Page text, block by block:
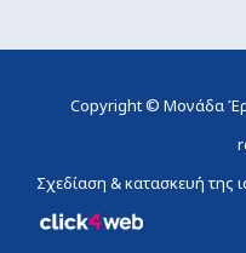
Copyright © Μονάδα
Σχεδίαση & κατασκευή της